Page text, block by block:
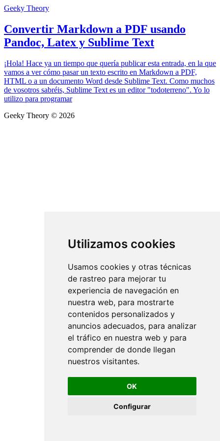
Utilizamos cookies
Usamos cookies y otras técnicas
de rastreo para mejorar tu
experiencia de navegación en
nuestra web, para mostrarte
contenidos personalizados y
anuncios adecuados, para analizar
el tráfico en nuestra web y para
comprender de donde llegan
nuestros visitantes.
OK
Configurar
Geeky Theory
Convertir Markdown a PDF usando
Pandoc, Latex y Sublime Text
¡Hola! Hace ya un tiempo que quería publicar esta entrada, en la que
vamos a ver cómo pasar un texto escrito en Markdown a PDF,
HTML o a un documento Word desde Sublime Text. Como muchos
de vosotros sabréis, Sublime Text es un editor "todoterreno". Yo lo
utilizo para programar
Geeky Theory © 2026